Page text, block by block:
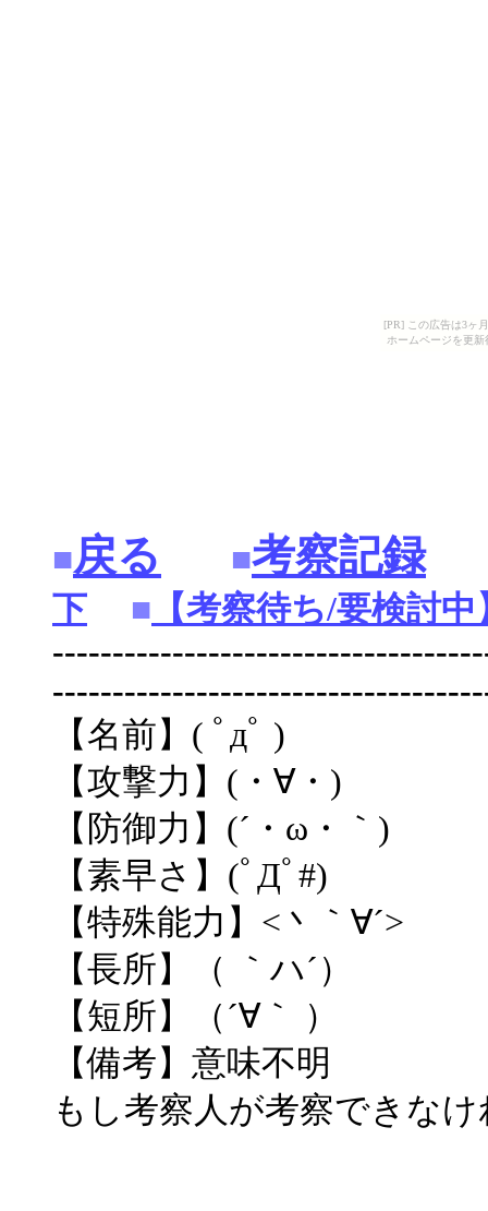
[PR] この広告は3ヶ
ホームページを更
■戻る ■考察記録
下 ■ 【考察待ち/要検討中
【名前】( ﾟдﾟ )
【攻撃力】(・∀・)
【防御力】(´・ω・｀)
【素早さ】(ﾟДﾟ#)
【特殊能力】<丶｀∀´>
【長所】（ ｀ハ´）
【短所】（´∀｀ ）
【備考】意味不明
もし考察人が考察できな